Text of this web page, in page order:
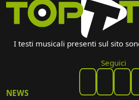
I testi musicali presenti sul sito
Seguici
NEWS